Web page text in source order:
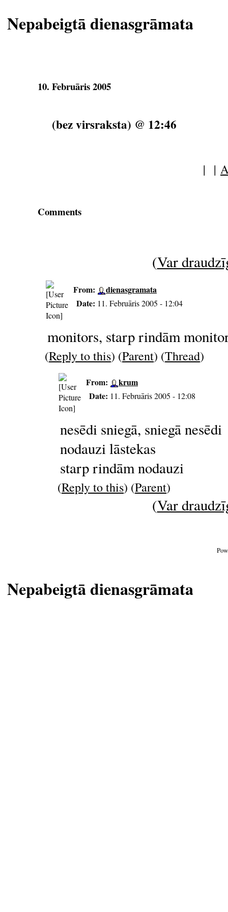
Nepabeigtā dienasgrāmata
10. Februāris 2005
(bez virsraksta) @ 12:46
| |
Comments
(Var
From:
dienasgramata
Date: 11. Februāris 2005 - 12:04
monitors, starp rindām
(Reply to this) (Parent) (Thread)
From:
krum
Date: 11. Februāris 2005 - 12:08
nesēdi sniegā, sniegā nesēdi
nodauzi lāstekas
starp rindām nodauzi
(Reply to this) (Parent)
(Var
Nepabeigtā dienasgrāmata